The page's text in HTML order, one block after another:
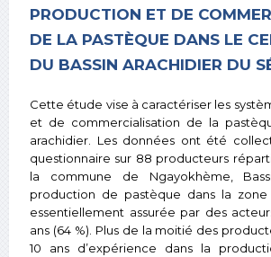
PRODUCTION ET DE
DE LA PASTÈQUE DANS LE
DU BASSIN ARACHIDIER DU
Cette étude vise à caractériser les
et de commercialisation de la
arachidier. Les données ont été
questionnaire sur 88 producteurs
la commune de Ngayokhème,
production de pastèque dans la
essentiellement assurée par des
ans (64 %). Plus de la moitié des
10 ans d’expérience dans la